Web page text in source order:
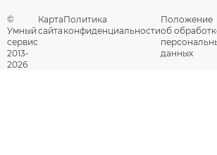
©
Умный
сервис
2013-
2026
Карта
сайта
Политика
конфиденциальности
Положение
об
данных